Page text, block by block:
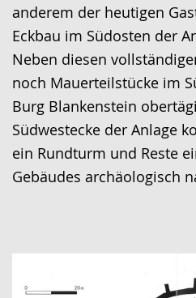
anderem der heutigen
Eckbau im Südosten der
Neben diesen
noch Mauerteilstücke im
Burg Blankenstein
Südwestecke der Anlage
ein Rundturm und Reste
Gebäudes archäologisch